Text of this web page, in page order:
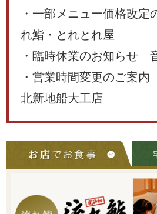
・一部メニュー価格改
れ鮨・とれとれ屋
・臨時休業のお知らせ
・営業時間変更のご案
北新地船大工店